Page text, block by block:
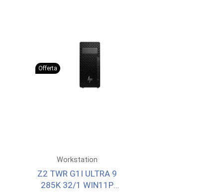
Offerta
Workstation
Z2 TWR G1I ULTRA 9
285K 32/1 WIN11P